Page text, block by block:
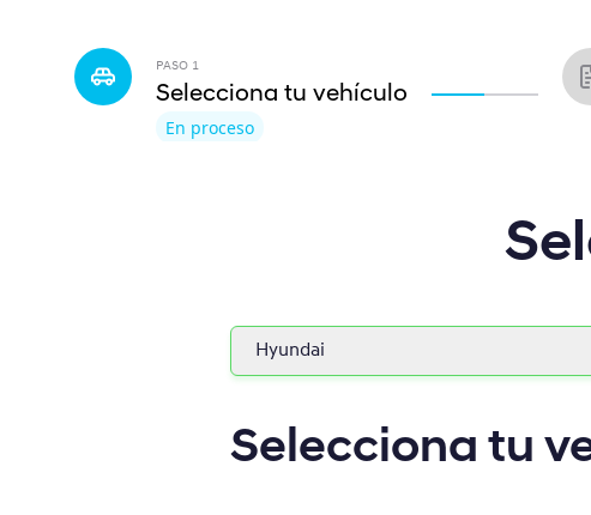
PASO 1
Selecciona tu vehículo
En proceso
Hyundai
Hyundai Comerciales
Selecciona tu